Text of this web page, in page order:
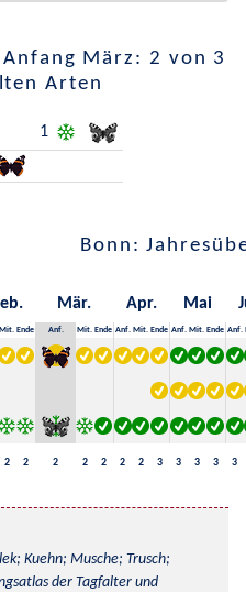
März: 2 von 3
Arten
1
Bonn:
Mär. Apr. Mai
Mit. Ende Anf. Mit. Ende Anf. Mit. Ende Anf. Mit. Ende Anf.
2 2 2 2 2 2 2 3 3 3 3 3
Kuehn; Musche; Trusch;
der Tagfalter und